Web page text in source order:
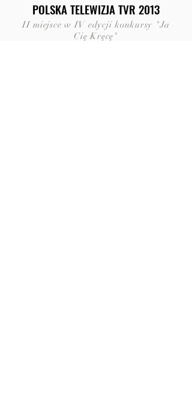
POLSKA TELEWIZJA TVR 2013
II miejsce w IV edycji konkursy "Ja
Cię Kręcę"